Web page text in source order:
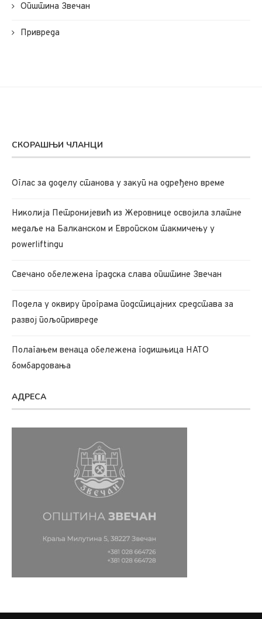
Општина Звечан
Привреда
СКОРАШЊИ ЧЛАНЦИ
Oглас за доделу станова у закуп на одређено време
Николија Петронијевић из Жеровнице освојила златне
медаље на Балканском и Европском такмичењу у
powerliftingu
Свечано обележена градска слава општине Звечан
Подела у оквиру програма подстицајних средстава за
развој пољопривреде
Полагањем венаца обележена годишњица НАТО
бомбардовања
АДРЕСА